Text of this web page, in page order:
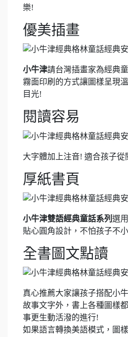
樂!
優美插畫
小牛津請台灣插畫家為經典
霧面印刷的方式讓圖樣呈現
目光!
閱讀容易
大字體加上注音! 適合孩子
厚紙書頁
小牛津雙語經典童話系列 選
貼心圓角設計，不怕孩子不
全書圖文點讀
真心推薦大家讓孩子搭配小
故事文字外，書上各種圖樣
事更生動活潑的進行!
如果語言轉換美語模式，圖